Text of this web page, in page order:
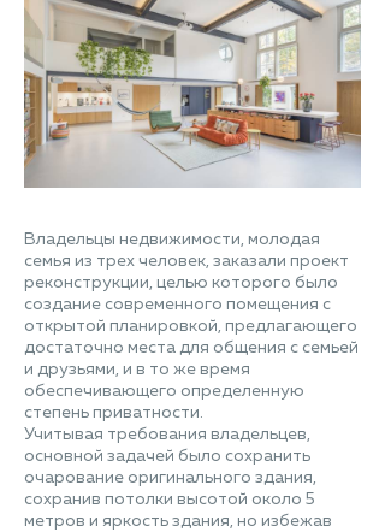
Владельцы недвижимости, молодая
семья из трех человек, заказали проект
реконструкции, целью которого было
создание современного помещения с
открытой планировкой, предлагающего
достаточно места для общения с семьей
и друзьями, и в то же время
обеспечивающего определенную
степень приватности.
Учитывая требования владельцев,
основной задачей было сохранить
очарование оригинального здания,
сохранив потолки высотой около 5
метров и яркость здания, но избежав